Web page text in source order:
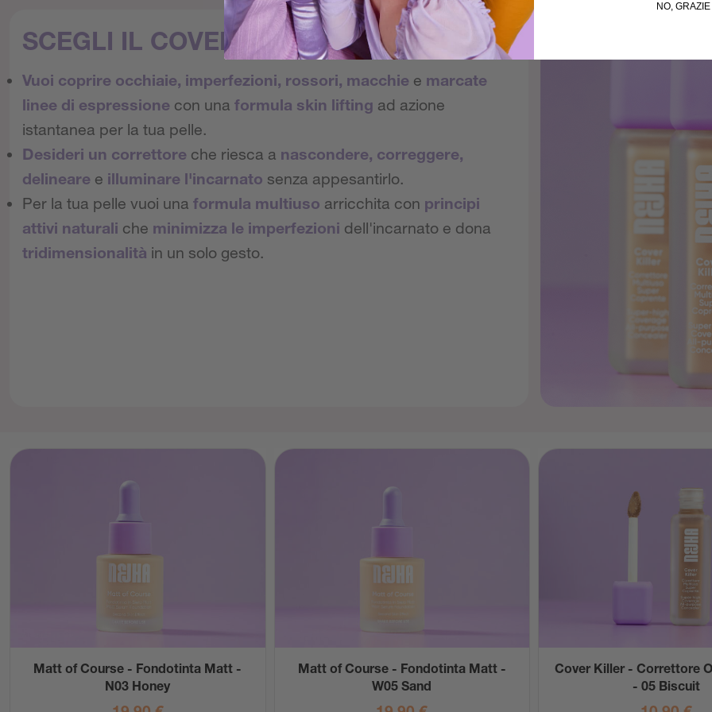
SCEGLI IL COVER KILLER SE...
Vuoi coprire occhiaie, imperfezioni, rossori, macchie e marcate
linee di espressione con una formula skin lifting ad azione
istantanea per la tua pelle.
Desideri un correttore che riesca a nascondere, correggere,
delineare e illuminare l'incarnato senza appesantirlo.
Per la tua pelle vuoi una formula multiuso arricchita con principi
attivi naturali che minimizza le imperfezioni dell'incarnato e dona
tridimensionalità in un solo gesto.
Matt of Course - Fondotinta Matt -
N03 Honey
Matt of Course - Fondotinta Matt -
W05 Sand
Cover Killer - Correttore
- 05 Biscuit
NO,